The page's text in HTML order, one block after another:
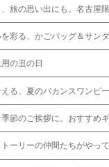
旅の思い出にも。名古屋
彩る、かごバッグ＆サン
の丑の日
る、夏のバカンスワンピ
節のご挨拶に。おすすめ
トーリーの仲間たちがやっ